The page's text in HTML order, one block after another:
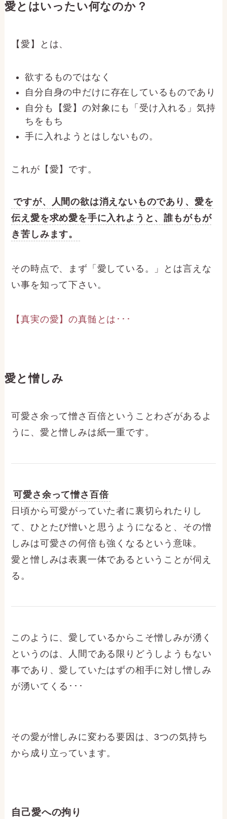
愛とはいったい何なのか？
【愛】とは、
欲するものではなく
自分自身の中だけに存在しているものであり
自分も【愛】の対象にも「受け入れる」気持
ちをもち
手に入れようとはしないもの。
これが【愛】です。
ですが、人間の欲は消えないものであり、愛を
伝え愛を求め愛を手に入れようと、誰もがもが
き苦しみます。
その時点で、まず「愛している。」とは言えな
い事を知って下さい。
【真実の愛】の真髄とは･･･
愛と憎しみ
可愛さ余って憎さ百倍ということわざがあるよ
うに、愛と憎しみは紙一重です。
可愛さ余って憎さ百倍
日頃から可愛がっていた者に裏切られたりし
て、ひとたび憎いと思うようになると、その憎
しみは可愛さの何倍も強くなるという意味。
愛と憎しみは表裏一体であるということが伺え
る。
このように、愛しているからこそ憎しみが湧く
というのは、人間である限りどうしようもない
事であり、愛していたはずの相手に対し憎しみ
が湧いてくる･･･
その愛が憎しみに変わる要因は、3つの気持ち
から成り立っています。
自己愛への拘り